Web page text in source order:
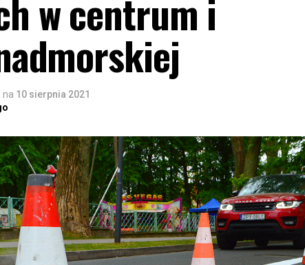
w centrum i
na 10 sierpnia 2021